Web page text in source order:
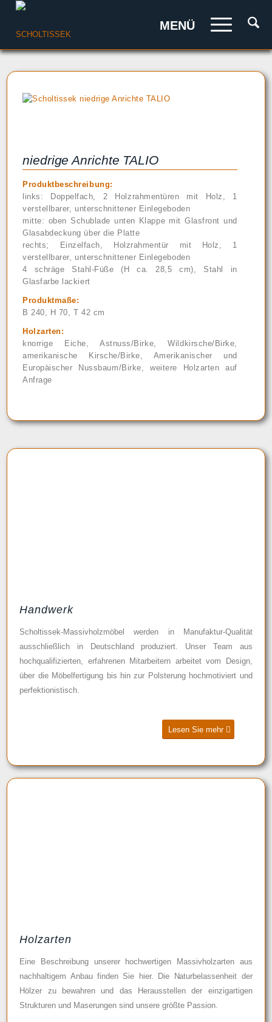
MENÜ
niedrige Anrichte TALIO
Produktbeschreibung:
links: Doppelfach, 2 Holzrahmentüren mit Holz, 1
verstellbarer, unterschnittener Einlegeboden
mitte: oben Schublade unten Klappe mit Glasfront und
Glasabdeckung über die Platte
rechts; Einzelfach, Holzrahmentür mit Holz, 1
verstellbarer, unterschnittener Einlegeboden
4 schräge Stahl-Füße (H ca. 28,5 cm), Stahl in
Glasfarbe lackiert
Produktmaße:
B 240, H 70, T 42 cm
Holzarten:
knorrige Eiche, Astnuss/Birke, Wildkirsche/Birke,
amerikanische Kirsche/Birke, Amerikanischer und
Europäischer Nussbaum/Birke, weitere Holzarten auf
Anfrage
Handwerk
Scholtissek-Massivholzmöbel werden in Manufaktur-Qualität
ausschließlich in Deutschland produziert. Unser Team aus
hochqualifizierten, erfahrenen Mitarbeitern arbeitet vom Design,
über die Möbelfertigung bis hin zur Polsterung hochmotiviert und
perfektionistisch.
Lesen Sie mehr
Holzarten
Eine Beschreibung unserer hochwertigen Massivholzarten aus
nachhaltigem Anbau finden Sie hier. Die Naturbelassenheit der
Hölzer zu bewahren und das Herausstellen der einzigartigen
Strukturen und Maserungen sind unsere größte Passion.